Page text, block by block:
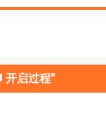
开启过程”